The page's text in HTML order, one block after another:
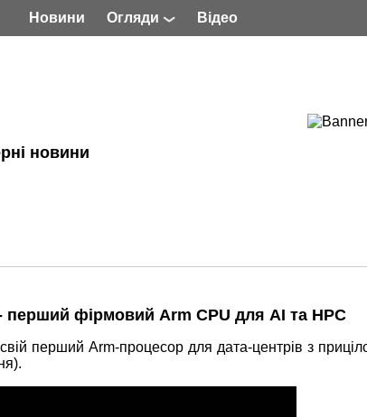
Новини Огляди Відео
новини
перший фірмовий Arm CPU для AI та HPC
перший Arm-процесор для дата-центрів з